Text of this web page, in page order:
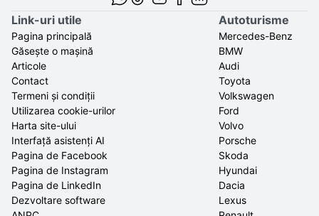
Link-uri utile
Pagina principală
Găsește o mașină
Articole
Contact
Termeni și condiții
Utilizarea cookie-urilor
Harta site-ului
Interfață asistenți AI
Pagina de Facebook
Pagina de Instagram
Pagina de LinkedIn
Dezvoltare software
Autoturisme
Mercedes-Benz
BMW
Audi
Toyota
Volkswagen
Ford
Volvo
Porsche
Skoda
Hyundai
Dacia
Lexus